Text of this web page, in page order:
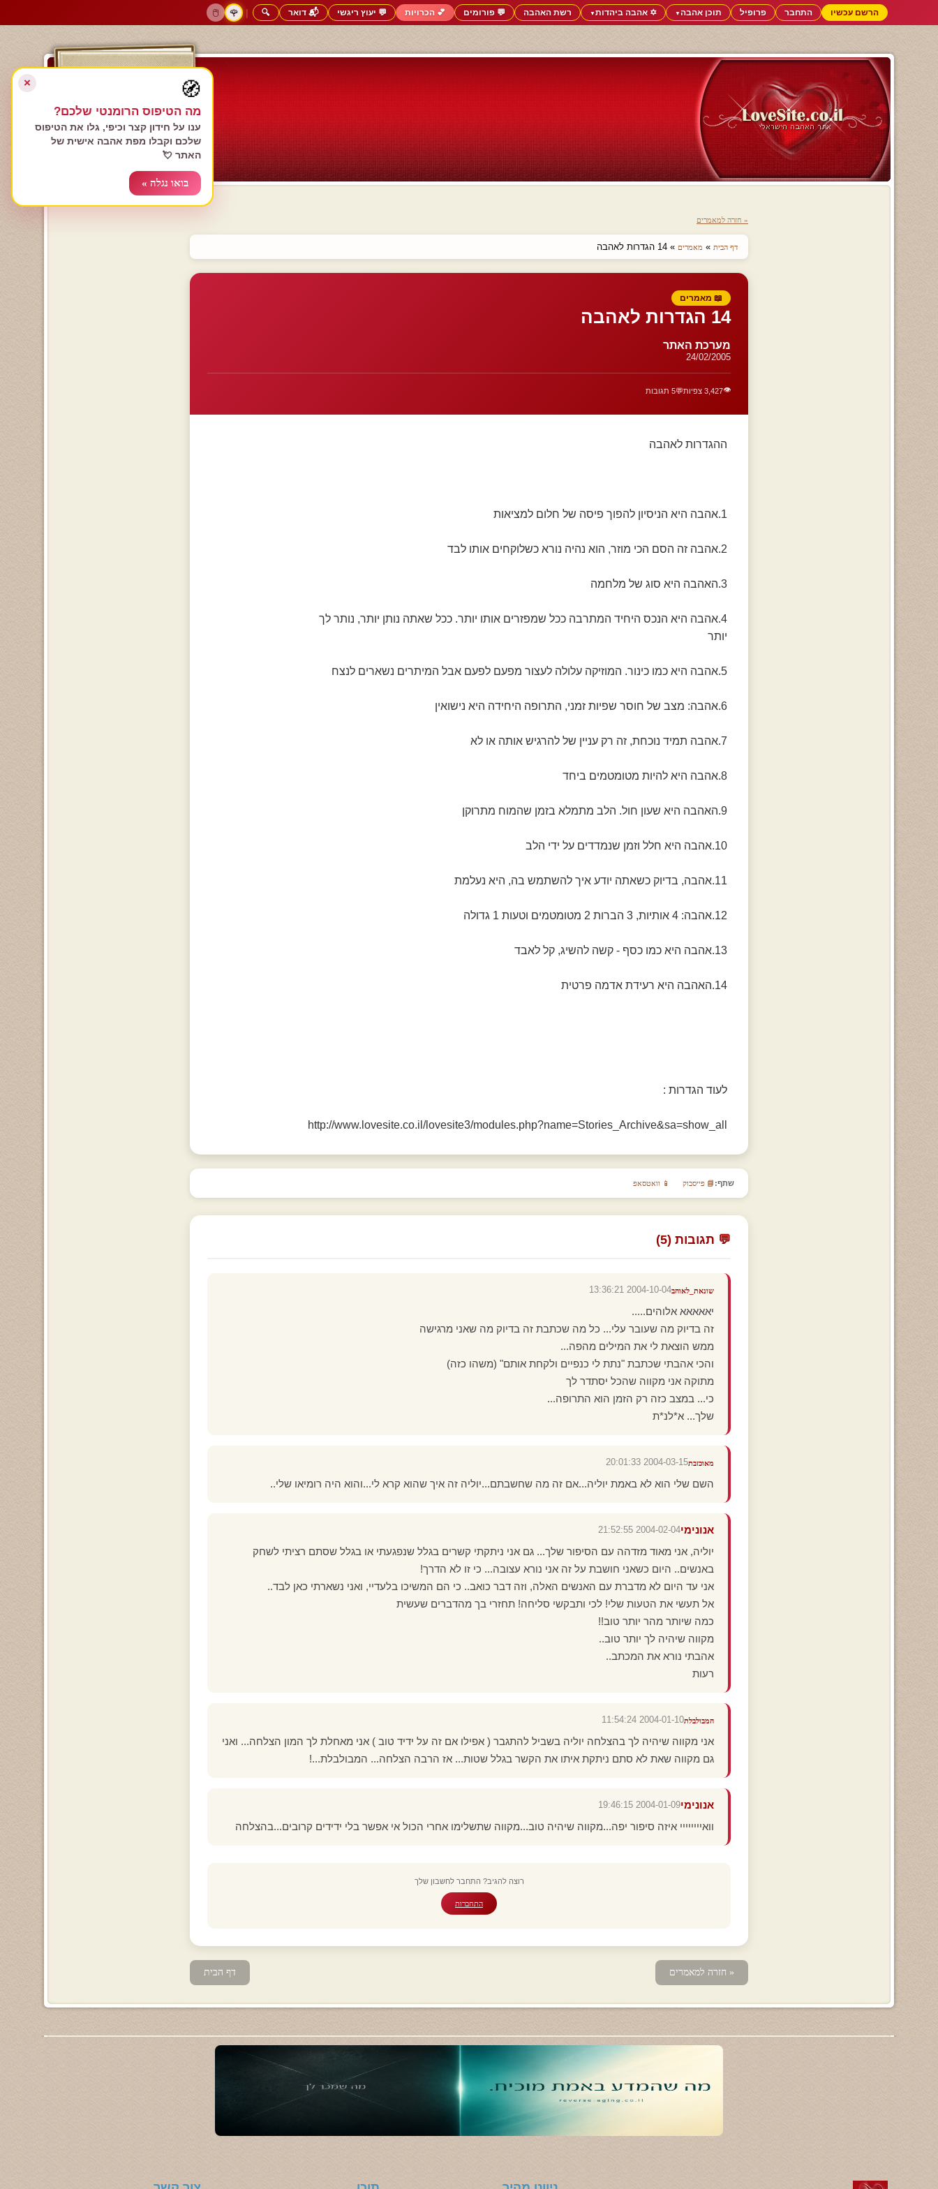
הרשם עכשיו התחבר פרופיל תוכן אהבה▼ ✡️ אהבה ביהדות▼ רשת האהבה 💬 פורומים 💕 הכרויות 💬 יעוץ ריגשי 📬 דואר 🔍
|
🌹
🖱️
הרשם עכשיו
התחבר
« חזרה למאמרים
דף הבית » מאמרים » 14 הגדרות לאהבה
📖 מאמרים
14 הגדרות לאהבה
מערכת האתר
24/02/2005
👁️3,427 צפיות 💬5 תגובות
ההגדרות לאהבה
1.אהבה היא הניסיון להפוך פיסה של חלום למציאות
2.אהבה זה הסם הכי מוזר, הוא נהיה נורא כשלוקחים אותו לבד
3.האהבה היא סוג של מלחמה
4.אהבה היא הנכס היחיד המתרבה ככל שמפזרים אותו יותר. ככל שאתה נותן יותר, נותר לך
יותר
5.אהבה היא כמו כינור. המוזיקה עלולה לעצור מפעם לפעם אבל המיתרים נשארים לנצח
6.אהבה: מצב של חוסר שפיות זמני, התרופה היחידה היא נישואין
7.אהבה תמיד נוכחת, זה רק עניין של להרגיש אותה או לא
8.אהבה היא להיות מטומטמים ביחד
9.האהבה היא שעון חול. הלב מתמלא בזמן שהמוח מתרוקן
10.אהבה היא חלל וזמן שנמדדים על ידי הלב
11.אהבה, בדיוק כשאתה יודע איך להשתמש בה, היא נעלמת
12.אהבה: 4 אותיות, 3 הברות 2 מטומטמים וטעות 1 גדולה
13.אהבה היא כמו כסף - קשה להשיג, קל לאבד
14.האהבה היא רעידת אדמה פרטית
לעוד הגדרות :
http://www.lovesite.co.il/lovesite3/modules.php?name=Stories_Archive&sa=show_all
שתף: 📘 פייסבוק 📱 וואטסאפ
💬 תגובות (5)
שונאת_לאוהב2004-10-04 13:36:21
יאאאאא אלוהים.....
זה בדיוק מה שעובר עלי... כל מה שכתבת זה בדיוק מה שאני מרגישה
ממש הוצאת לי את המילים מהפה...
והכי אהבתי שכתבת "נתת לי כנפיים ולקחת אותם" (משהו כזה)
מתוקה אני מקווה שהכל יסתדר לך
כי... במצב כזה רק הזמן הוא התרופה...
שלך... א*לנ*ת
מאוכזבת2004-03-15 20:01:33
השם שלי הוא לא באמת יוליה...אם זה מה שחשבתם...יוליה זה איך שהוא קרא לי...והוא היה רומיאו שלי..
אנונימי2004-02-04 21:52:55
יוליה, אני מאוד מזדהה עם הסיפור שלך... גם אני ניתקתי קשרים בגלל שנפגעתי או בגלל שסתם רציתי לשחק
באנשים.. היום כשאני חושבת על זה אני נורא עצובה... כי זו לא הדרך!
אני עד היום לא מדברת עם האנשים האלה, וזה דבר כואב.. כי הם המשיכו בלעדיי, ואני נשארתי כאן לבד..
אל תעשי את הטעות שלי! לכי ותבקשי סליחה! תחזרי בך מהדברים שעשית
כמה שיותר מהר יותר טוב!!
מקווה שיהיה לך יותר טוב..
אהבתי נורא את המכתב..
רעות
המבולבלת2004-01-10 11:54:24
אני מקווה שיהיה לך בהצלחה יוליה בשביל להתגבר ( אפילו אם זה על ידיד טוב ) אני מאחלת לך המון הצלחה... ואני
גם מקווה שאת לא סתם ניתקת איתו את הקשר בגלל שטות... אז הרבה הצלחה... המבולבלת...!
אנונימי2004-01-09 19:46:15
וואיייייייי איזה סיפור יפה...מקווה שיהיה טוב...מקווה שתשלימו אחרי הכול אי אפשר בלי ידידים קרובים...בהצלחה
רוצה להגיב? התחבר לחשבון שלך
התחברות
« חזרה למאמרים דף הבית